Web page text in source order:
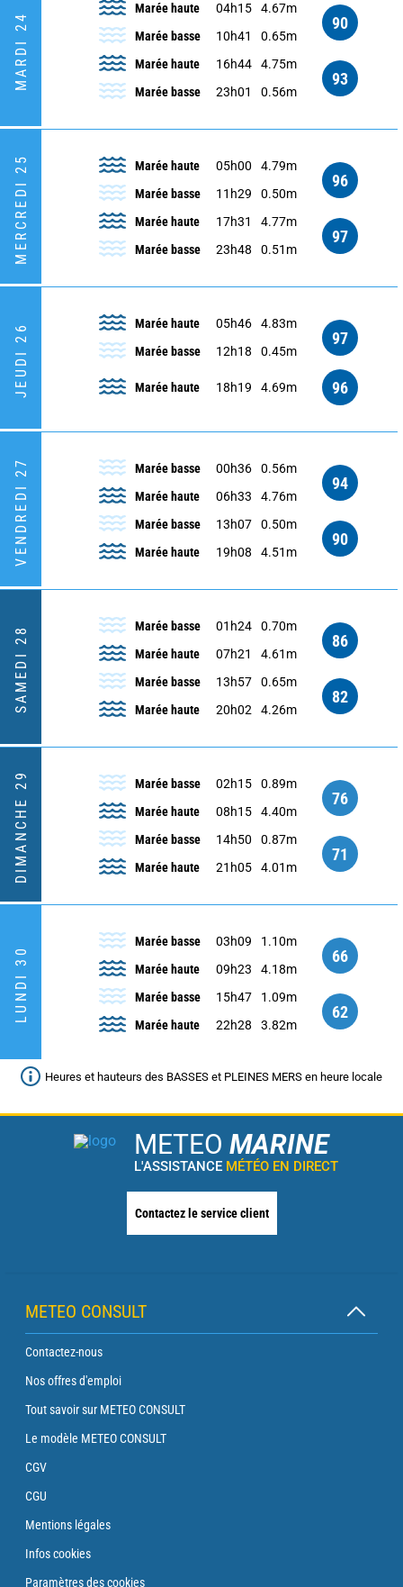
MARDI 24
Marée haute 04h15
4.67m
Marée basse
10h41 0.65m
90
Marée haute 16h44
4.75m
Marée basse
23h01 0.56m
93
MERCREDI 25 Marée haute 05h00
4.79m
Marée basse
11h29 0.50m
96
Marée haute 17h31
4.77m
Marée basse
23h48 0.51m
97
JEUDI 26 Marée haute 05h46
4.83m
Marée basse
12h18 0.45m
97
Marée haute 18h19 4.69m 96
VENDREDI 27 Marée basse 00h36
0.56m
Marée haute
06h33 4.76m
94
Marée basse 13h07
0.50m
Marée haute
19h08 4.51m
90
SAMEDI 28 Marée basse 01h24
0.70m
Marée haute
07h21 4.61m
86
Marée basse 13h57
0.65m
Marée haute
20h02 4.26m
82
DIMANCHE 29 Marée basse 02h15
0.89m
Marée haute
08h15 4.40m
76
Marée basse 14h50
0.87m
Marée haute
21h05 4.01m
71
LUNDI 30
Marée basse 03h09
1.10m
Marée haute
09h23 4.18m
66
Marée basse 15h47
1.09m
Marée haute
22h28 3.82m
62
Heures et hauteurs des BASSES et PLEINES MERS en heure locale
METEO MARINE
L'ASSISTANCE MÉTÉO EN DIRECT
Contactez le service client
METEO CONSULT
Contactez-nous
Nos offres d'emploi
Tout savoir sur METEO CONSULT
Le modèle METEO CONSULT
CGV
CGU
Mentions légales
Infos cookies
Paramètres des cookies